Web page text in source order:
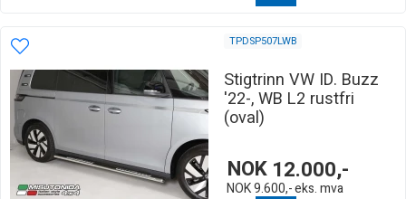
TPDSP507LWB
Stigtrinn VW ID. Buzz
'22-, WB L2 rustfri
(oval)
NOK 12.000,-
NOK9.600,-eks. mva